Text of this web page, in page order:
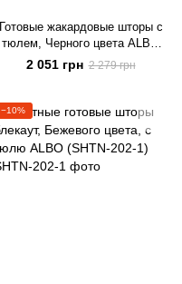
Готовые жакардовые шторы с
тюлем, Черного цвета ALBO
(SHTN-M32-7)
2 051 грн 2 279 грн
−10%